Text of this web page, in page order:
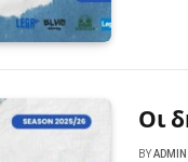
Οι
BYADMIN